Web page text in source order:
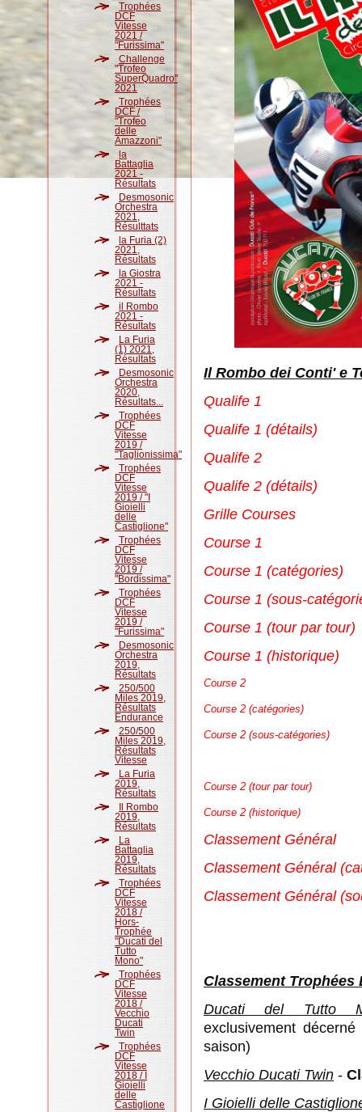
Trophées
DCF
Vitesse
2021 /
"Furissima"
Challenge
"Trofeo
SuperQuadro"
2021
Trophées
DCF /
"Trofeo
delle
Amazzoni"
la
Battaglia
2021 -
Résultats
Desmosonic
Orchestra
2021,
Résulttats
la Furia (2)
2021,
Résultats
la Giostra
2021 -
Résultats
il Rombo
2021 -
Résultats
La Furia
(1) 2021,
Résultats
Desmosonic
Orchestra
2020,
Résultats...
Trophées
DCF
Vitesse
2019 /
"Taglionissima"
Trophées
DCF
Vitesse
2019 / "I
Gioielli
delle
Castiglione"
Trophées
DCF
Vitesse
2019 /
"Bordissima"
Trophées
DCF
Vitesse
2019 /
"Furissima"
Desmosonic
Orchestra
2019,
Résultats
250/500
Miles 2019,
Résultats
Endurance
250/500
Miles 2019,
Résultats
Vitesse
La Furia
2019,
Résultats
Il Rombo
2019,
Résultats
La
Battaglia
2019,
Résultats
Trophées
DCF
Vitesse
2018 /
Hors-
Trophée
"Ducati del
Tutto
Mono"
Trophées
DCF
Vitesse
2018 /
Vecchio
Ducati
Twin
Trophées
DCF
Vitesse
2018 / I
Gioielli
delle
Castiglione
Il Rombo dei Conti' e
Qualife 1
Qualife 1 (détails)
Qualife 2
Qualife 2 (détails)
Grille Courses
Course 1
Course 1 (catégories)
Course 1 (sous-
Course 1 (tour par tour)
Course 1 (historique)
Course 2
Course 2 (catégories)
Course 2 (sous-catégories)
Course 2 (tour par tour)
Course 2 (historique)
Classement Général
Classement Général
Classement Général
Classement Trophées
Ducati del Tutto
exclusivement
saison)
Vecchio Ducati Twin -
I Gioielli delle Castig